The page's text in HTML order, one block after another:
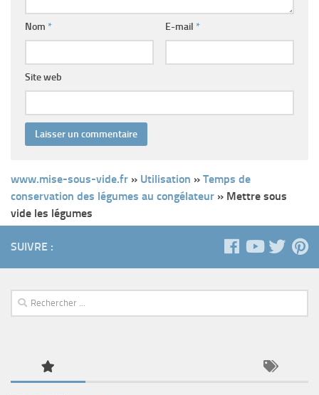
Nom * E-mail *
Site web
www.mise-sous-vide.fr » Utilisation » Temps de
conservation des légumes au congélateur » Mettre sous
vide les légumes
SUIVRE :